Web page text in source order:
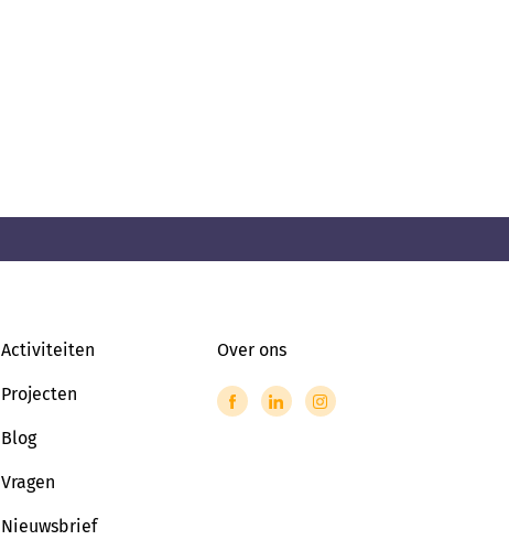
Activiteiten
Projecten
Blog
Vragen
Nieuwsbrief
Over ons